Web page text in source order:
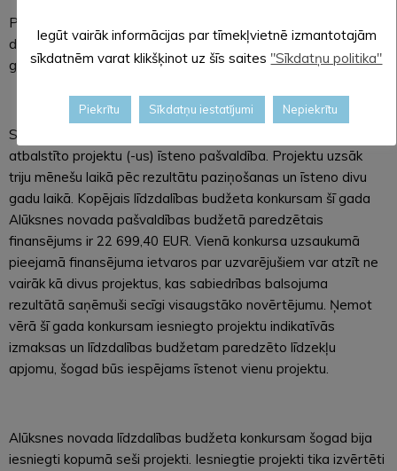
Par projektiem balsot ir tiesīgas Alūksnes novada teritorijā
deklarētas fiziskas personas, kuras sasniegušas vismaz 16
gadu vecumu.
Saskaņā ar Pašvaldību likumu sabiedrības balsojumā
atbalstīto projektu (-us) īsteno pašvaldība. Projektu uzsāk
triju mēnešu laikā pēc rezultātu paziņošanas un īsteno divu
gadu laikā. Kopējais līdzdalības budžeta konkursam šī gada
Alūksnes novada pašvaldības budžetā paredzētais
finansējums ir 22 699,40 EUR. Vienā konkursa uzsaukumā
pieejamā finansējuma ietvaros par uzvarējušiem var atzīt ne
vairāk kā divus projektus, kas sabiedrības balsojuma
rezultātā saņēmuši secīgi visaugstāko novērtējumu. Ņemot
vērā šī gada konkursam iesniegto projektu indikatīvās
izmaksas un līdzdalības budžetam paredzēto līdzekļu
apjomu, šogad būs iespējams īstenot vienu projektu.
Alūksnes novada līdzdalības budžeta konkursam šogad bija
iesniegti kopumā seši projekti. Iesniegtie projekti tika izvērtēti
Iegūt vairāk informācijas par tīmekļvietnē izmantotajām
sīkdatnēm varat klikšķinot uz šīs saites "Sīkdatņu politika"
Piekrītu Sīkdatņu iestatījumi Nepiekrītu